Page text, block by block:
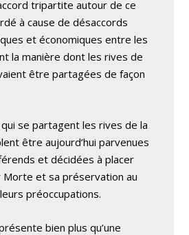
tripartite autour de ce
à cause de désaccords
et économiques entre les
la manière dont les rives de
être partagées de façon
se partagent les rives de la
être aujourd’hui parvenues
et décidées à placer
Morte et sa préservation au
préoccupations.
bien plus qu’une